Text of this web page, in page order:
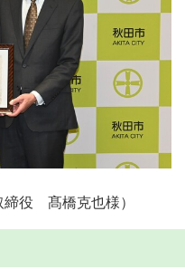
締役 髙橋克也様）